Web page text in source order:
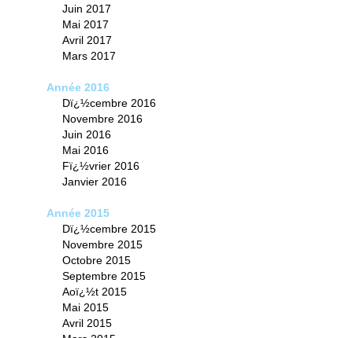
Juin 2017
Mai 2017
Avril 2017
Mars 2017
Année 2016
Dï¿½cembre 2016
Novembre 2016
Juin 2016
Mai 2016
Fï¿½vrier 2016
Janvier 2016
Année 2015
Dï¿½cembre 2015
Novembre 2015
Octobre 2015
Septembre 2015
Aoï¿½t 2015
Mai 2015
Avril 2015